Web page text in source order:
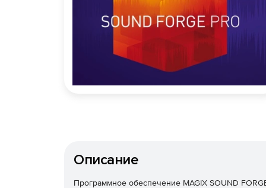
Описание
Программное обеспечение MAGIX SOUND